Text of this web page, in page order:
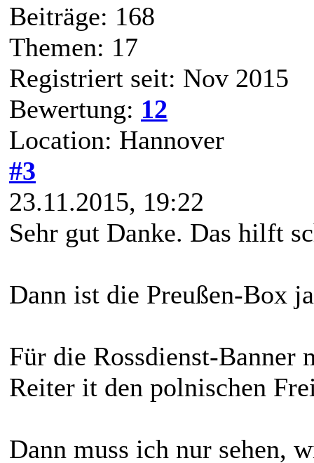
Beiträge: 168
Themen: 17
Registriert seit: Nov 2015
Bewertung: 12
Location: Hannover
#3
23.11.2015, 19:22
Sehr gut Danke. Das hilft
Dann ist die Preußen-Box
Für die Rossdienst-Banner
Reiter it den polnischen
Dann muss ich nur sehen,